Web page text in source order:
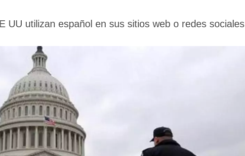
UU utilizan español en sus sitios web o redes sociales